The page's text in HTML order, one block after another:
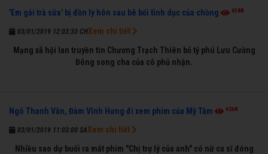
'Em gái trà sữa' bị đồn ly hôn sau bê bối tình dục của chồng 6588
03/01/2019 12:03:33 CH
Mạng xã hội lan truyền tin Chương Trạch Thiên bỏ tỷ phú Lưu Cường
Đông song cha của cô phủ nhận.
Xem chi tiết
Ngô Thanh Vân, Đàm Vĩnh Hưng đi xem phim của Mỹ Tâm 6268
03/01/2019 11:03:00 SA
Nhiều sao dự buổi ra mắt phim "Chị trợ lý của anh" có nữ ca sĩ đóng
Xem chi tiết